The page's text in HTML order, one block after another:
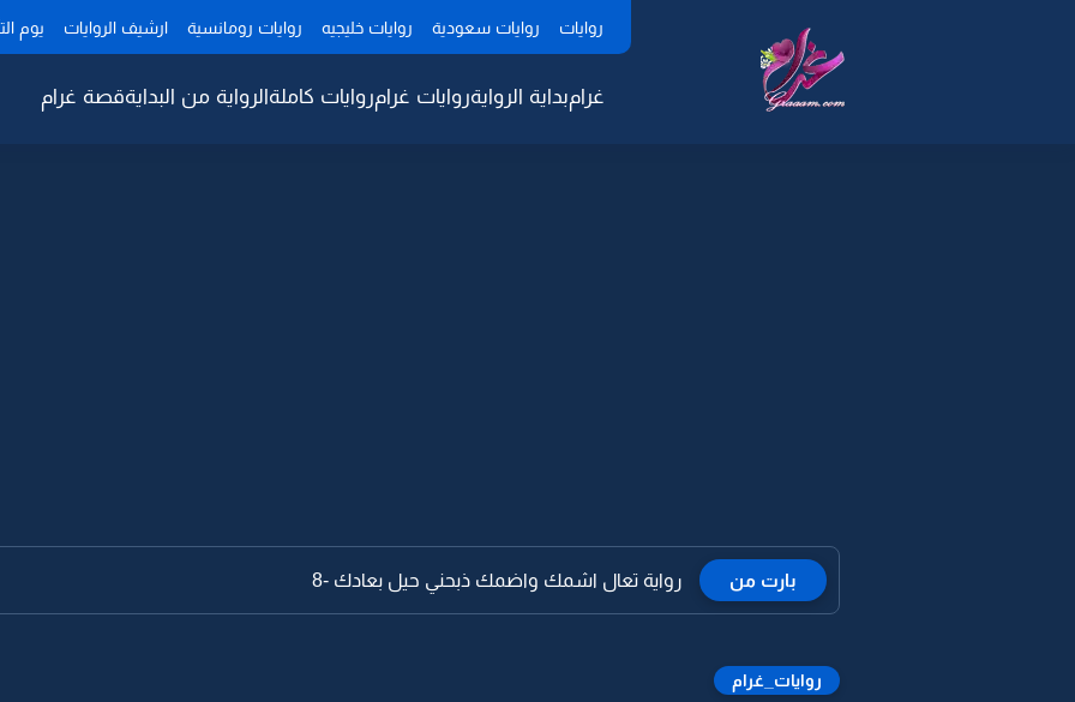
روايات روايات سعودية روايات خليجيه روايات رومانسية ارشيف الروايات يوم
غرامبداية الروايةروايات غرامروايات كاملةالرواية من البدايةقصة غرام
بارت من رواية تعال اشمك واضمك ذبحني حيل بعادك -8
روايات_غرام